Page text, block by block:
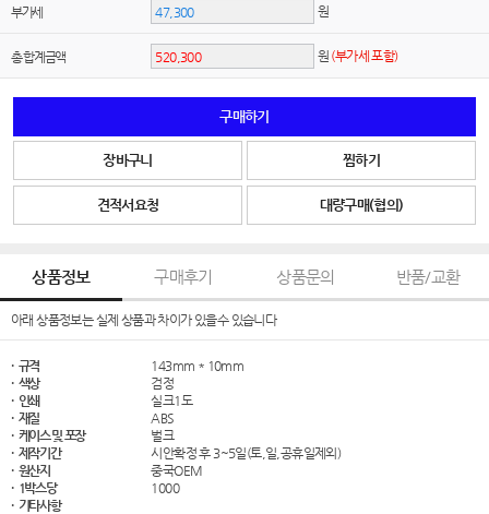
부가세 원
총 합계금액 원 (부가세 포함)
구매하기
장바구니 찜하기
견적서요청 대량구매(협의)
상품정보 구매후기 상품문의 반품/교환
아래 상품정보는 실제 상품과 차이가 있을수 있습니다
· 규격
143mm * 10mm
· 색상
검정
· 인쇄
실크1도
· 재질
ABS
· 케이스 및 포장
벌크
· 제작기간
시안확정 후 3~5일(토,일,공휴일제외)
· 원산지
중국OEM
· 1박스당
1000
· 기타사항